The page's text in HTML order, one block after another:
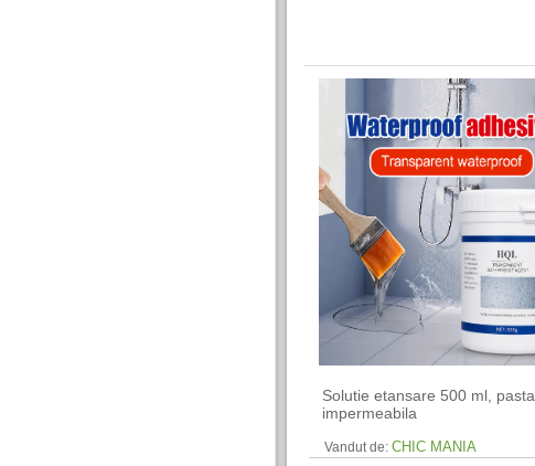
Solutie etansare 500 ml, pasta
impermeabila
Vandut de: CHIC MANIA